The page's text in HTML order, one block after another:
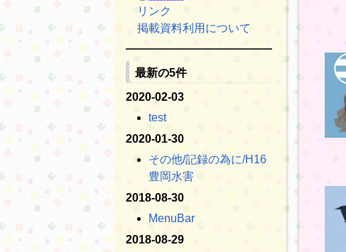
リンク
掲載資料利用について
最新の5件
2020-02-03
test
2020-01-30
その他​/記録の為に​/H16
豊岡水害
2018-08-30
MenuBar
2018-08-29